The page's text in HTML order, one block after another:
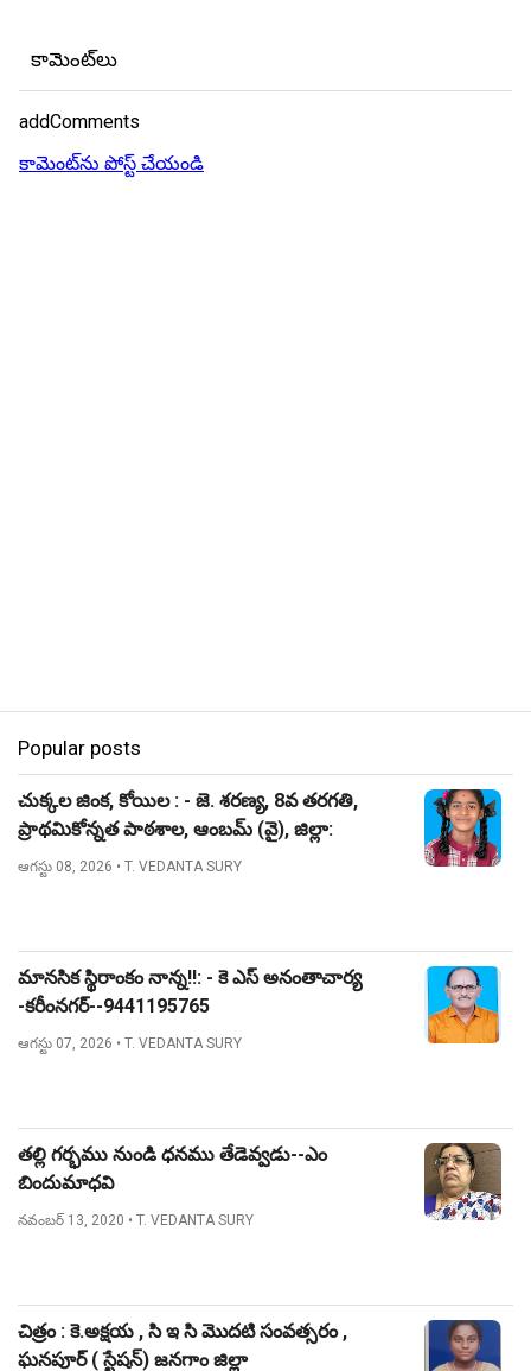
కామెంట్‌లు
addComments
కామెంట్‌ను పోస్ట్ చేయండి
Popular posts
చుక్కల జింక, కోయిల : - జె. శరణ్య, 8వ తరగతి,
ప్రాథమికోన్నత పాఠశాల, ఆంబమ్ (వై), జిల్లా:
నిజామాబాద్.
ఆగస్టు 08, 2026 • T. VEDANTA SURY
మానసిక స్థిరాంకం నాన్న!!: - కె ఎస్ అనంతాచార్య
-కరీంనగర్--9441195765
ఆగస్టు 07, 2026 • T. VEDANTA SURY
తల్లి గర్భము నుండి ధనము తేడెవ్వడు--ఎం
బిందుమాధవి
నవంబర్ 13, 2020 • T. VEDANTA SURY
చిత్రం : కె.అక్షయ , సి ఇ సి మొదటి సంవత్సరం ,
ఘనపూర్ ( స్టేషన్) జనగాం జిల్లా